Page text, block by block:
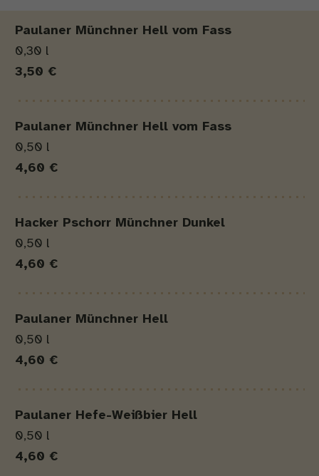
Produkt
Menge
Preis
Paulaner Münchner Hell vom Fass
0,30 l
3,50 €
Paulaner Münchner Hell vom Fass
0,50 l
4,60 €
Hacker Pschorr Münchner Dunkel
0,50 l
4,60 €
Paulaner Münchner Hell
0,50 l
4,60 €
Paulaner Hefe-Weißbier Hell
0,50 l
4,60 €